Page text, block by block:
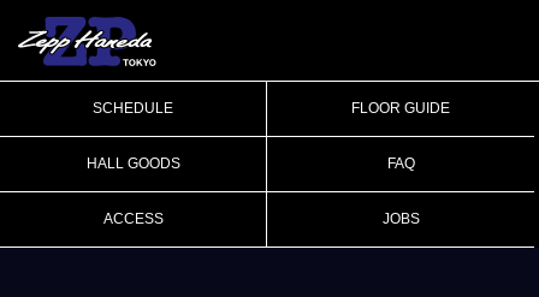
SCHEDULE FLOOR GUIDE
HALL GOODS FAQ
ACCESS JOBS